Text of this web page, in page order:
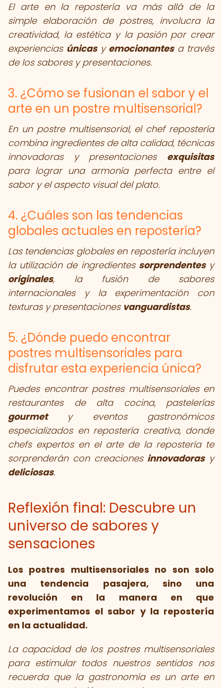
El arte en la repostería va más allá de la
simple elaboración de postres, involucra la
creatividad, la estética y la pasión por crear
experiencias únicasy emocionantesa través
de los sabores y presentaciones.
3. ¿Cómo se fusionan el sabor y el
arte en un postre multisensorial?
En un postre multisensorial, el chef repostería
combina ingredientes de alta calidad, técnicas
innovadoras y presentaciones exquisitas
para lograr una armonía perfecta entre el
sabor y el aspecto visual del plato.
4. ¿Cuáles son las tendencias
globales actuales en repostería?
Las tendencias globales en repostería incluyen
la utilización de ingredientes sorprendentesy
originales, la fusión de sabores
internacionales y la experimentación con
texturas y presentaciones vanguardistas.
5. ¿Dónde puedo encontrar
postres multisensoriales para
disfrutar esta experiencia única?
Puedes encontrar postres multisensoriales en
restaurantes de alta cocina, pastelerías
gourmety eventos gastronómicos
especializados en repostería creativa, donde
chefs expertos en el arte de la repostería te
sorprenderán con creaciones innovadorasy
deliciosas.
Reflexión final: Descubre un
universo de sabores y
sensaciones
Los postres multisensoriales no son solo
una tendencia pasajera, sino una
revolución en la manera en que
experimentamos el sabor y la repostería
en la actualidad.
La capacidad de los postres multisensoriales
para estimular todos nuestros sentidos nos
recuerda que la gastronomía es un arte en